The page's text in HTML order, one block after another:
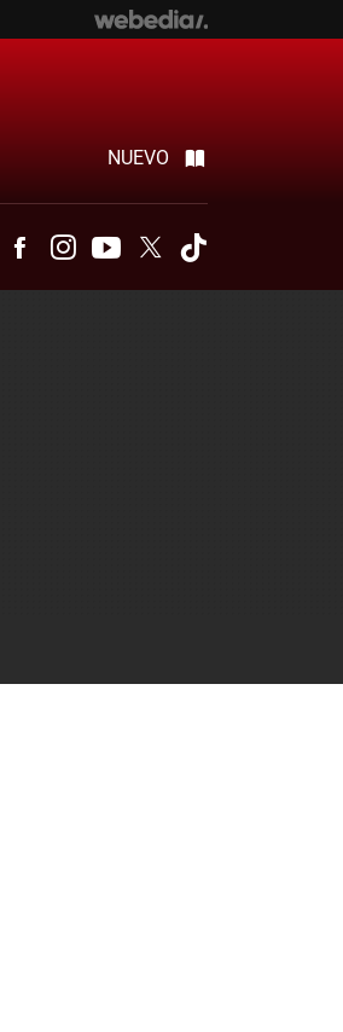
NUEVO
TelegramFacebookInstagramYoutubeTwitter